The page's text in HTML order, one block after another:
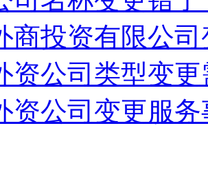
商投资有限公
资公司类型变
资公司变更服务